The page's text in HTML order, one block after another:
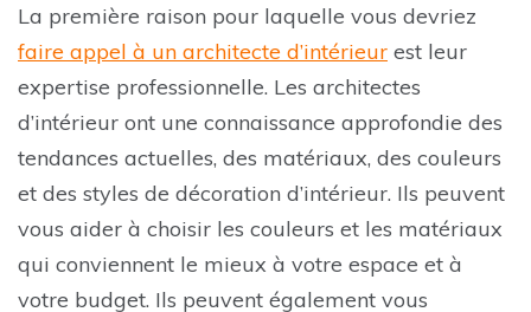
La première raison pour laquelle vous devriez
faire appel à un architecte d’intérieur est leur
expertise professionnelle. Les architectes
d’intérieur ont une connaissance approfondie des
tendances actuelles, des matériaux, des couleurs
et des styles de décoration d’intérieur. Ils peuvent
vous aider à choisir les couleurs et les matériaux
qui conviennent le mieux à votre espace et à
votre budget. Ils peuvent également vous